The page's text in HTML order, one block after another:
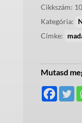
Cikkszám:
Kategória:
Címke:
Mutasd